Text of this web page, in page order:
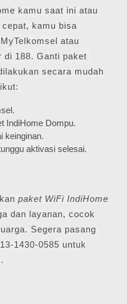
kamu saat ini atau
kamu bisa
atau
di 188. Ganti paket
secara mudah
IndiHome Dompu.
keinginan.
aktivasi selesai.
paket WiFi IndiHome
dan layanan, cocok
Segera pasang
1430-0585 untuk